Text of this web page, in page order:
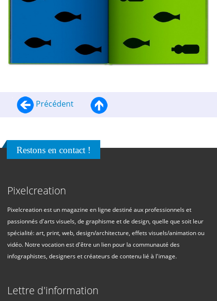
Précédent
Restons en contact !
Pixelcreation
Pixelcreation est un magazine en ligne destiné aux professionnels et
passionnés d'arts visuels, de graphisme et de design, quelle que soit leur
spécialité: art, print, web, design/architecture, effets visuels/animation ou
vidéo. Notre vocation est d'être un lien pour la communauté des
infographistes, designers et créateurs de contenu lié à l'image.
Lettre d'information